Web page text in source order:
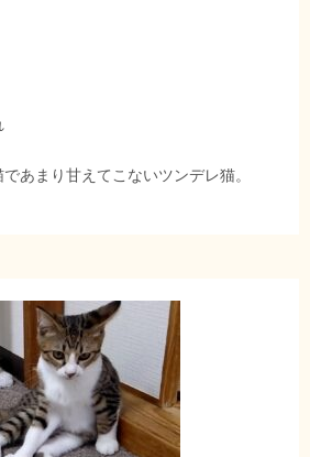
あまり甘えてこないツンデレ猫。